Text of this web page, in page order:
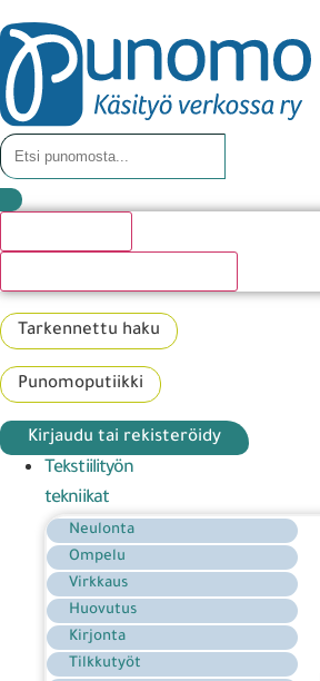
Tarkennettu haku
Punomoputiikki
Kirjaudu tai rekisteröidy
Tekstiilityön
tekniikat
Neulonta
Ompelu
Virkkaus
Huovutus
Kirjonta
Tilkkutyöt